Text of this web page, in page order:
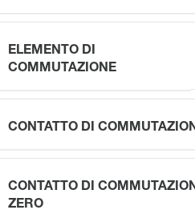
ELEMENTO DI
COMMUTAZIONE
CONTATTO DI
CONTATTO DI
ZERO